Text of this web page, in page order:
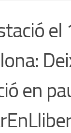
el
en